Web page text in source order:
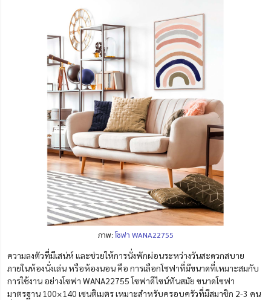
ภาพ:โซฟา WANA22755
ความลงตัวที่มีเสน่ห์ และช่วยให้การนั่งพักผ่อนระหว่างวันสะดวกสบาย
ภายในห้องนั่งเล่น หรือห้องนอน คือ การเลือกโซฟาที่มีขนาดที่เหมาะสมกับ
การใช้งาน อย่างโซฟา WANA22755 โซฟาดีไซน์ทันสมัย ขนาดโซฟา
มาตรฐาน 100×140 เซนติเมตร เหมาะสำหรับครอบครัวที่มีสมาชิก 2-3 คน